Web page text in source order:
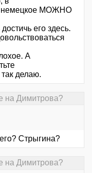
немецкое МОЖНО
его здесь.
А
делаю.
на Димитрова?
Стрыгина?
на Димитрова?